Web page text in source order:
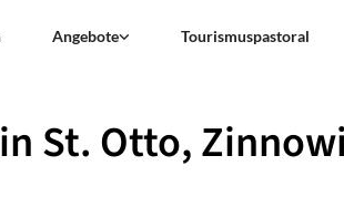
Angebote Tourismuspastoral
St. Otto,